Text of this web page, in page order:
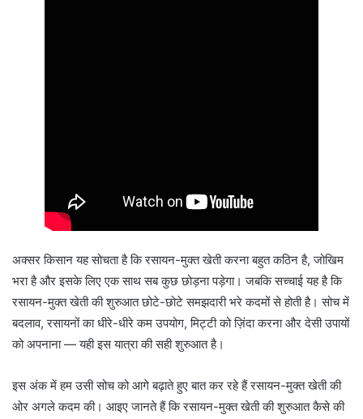
अक्सर किसान यह सोचता है कि रसायन-मुक्त खेती करना बहुत कठिन है, जोखिम
भरा है और इसके लिए एक साथ सब कुछ छोड़ना पड़ेगा। जबकि सच्चाई यह है कि
रसायन-मुक्त खेती की शुरुआत छोटे-छोटे समझदारी भरे कदमों से होती है। सोच में
बदलाव, रसायनों का धीरे-धीरे कम उपयोग, मिट्टी को ज़िंदा करना और देसी उपायों
को अपनाना — यही इस यात्रा की सही शुरुआत है।
इस अंक में हम उसी सोच को आगे बढ़ाते हुए बात कर रहे हैं रसायन-मुक्त खेती की
ओर अगले कदम की। आइए जानते हैं कि रसायन-मुक्त खेती की शुरुआत कैसे की